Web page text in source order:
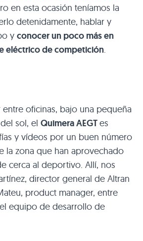
en esta ocasión teníamos la
detenidamente, hablar y
y conocer un poco más en
eléctrico de competición.
oficinas, bajo una pequeña
sol, el QuimeraAEGTes
y vídeos por un buen número
la zona que han aprovechado
cerca al deportivo. Allí, nos
director general de Altran
product manager, entre
equipo de desarrollo de